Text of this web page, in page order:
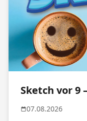
Sketch vor 9
07.08.2026